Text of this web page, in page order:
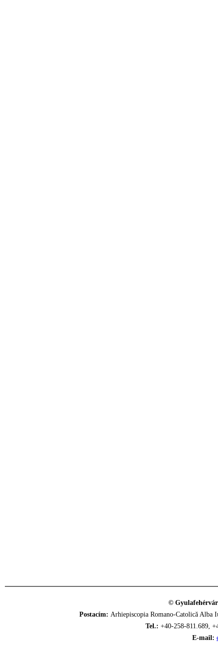
©
Postacím: Arhiepiscopia Romano-Catolică
Tel.: +40-258-811.689,
E-mail: